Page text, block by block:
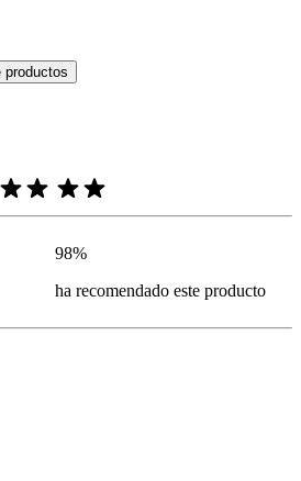
y cumplen con la política de
en forma de reseñas de productos y
productos
98%
ha recomendado este producto